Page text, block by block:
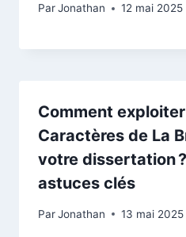
ParJonathan 12 mai 2025
Comment
Caractères de La
votre dissertation
astuces clés
ParJonathan 13 mai 2025